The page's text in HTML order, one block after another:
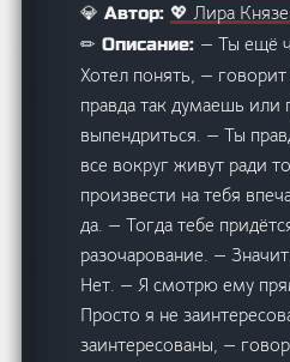
💎 Автор: 💖 Лира
✏ Описание: — Ты ещё
Хотел понять, —
правда так думаешь или
выпендриться. — Ты
все вокруг живут ради
произвести на тебя
да. — Тогда тебе
разочарование. —
Нет. — Я смотрю ему
Просто я не
заинтересованы, —